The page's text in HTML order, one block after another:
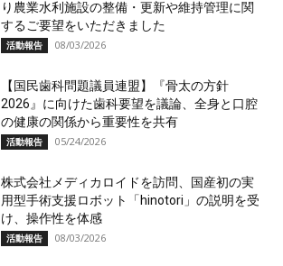
り農業水利施設の整備・更新や維持管理に関
するご要望をいただきました
活動報告 08/03/2026
【国民歯科問題議員連盟】『骨太の方針
2026』に向けた歯科要望を議論、全身と口腔
の健康の関係から重要性を共有
活動報告 05/24/2026
株式会社メディカロイドを訪問、国産初の実
用型手術支援ロボット「hinotori」の説明を受
け、操作性を体感
活動報告 08/03/2026